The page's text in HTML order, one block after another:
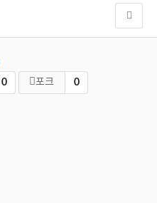
0 포크 0